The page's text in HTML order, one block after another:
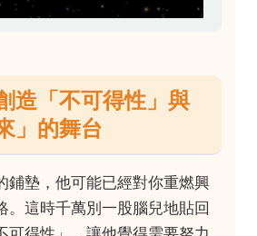
造「不可得性」與
」的舞台
鋪墊，他可能已經對你重燃興
。這時千萬別一股腦兒地貼回